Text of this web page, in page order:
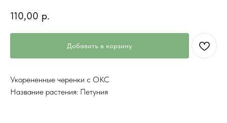
110,00 р.
Добавить в корзину
Укорененные черенки с ОКС
Название растения: Петуния